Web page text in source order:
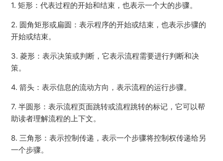
1. 矩形：代表过程的开始和结束，也表示一个大的步骤。
2. 圆角矩形或扁圆：表示程序的开始或结束，也表示步骤的
开始或结束。
3. 菱形：表示决策或判断，它表示流程需要进行判断和决
策。
4. 箭头：表示信息的流动方向，表示流程的运行步骤。
7. 半圆形：表示流程页面跳转或流程跳转的标记，它可以帮
助读者理解流程的上下文。
8. 三角形：表示控制传递，表示一个步骤将控制权传递给另
一个步骤。